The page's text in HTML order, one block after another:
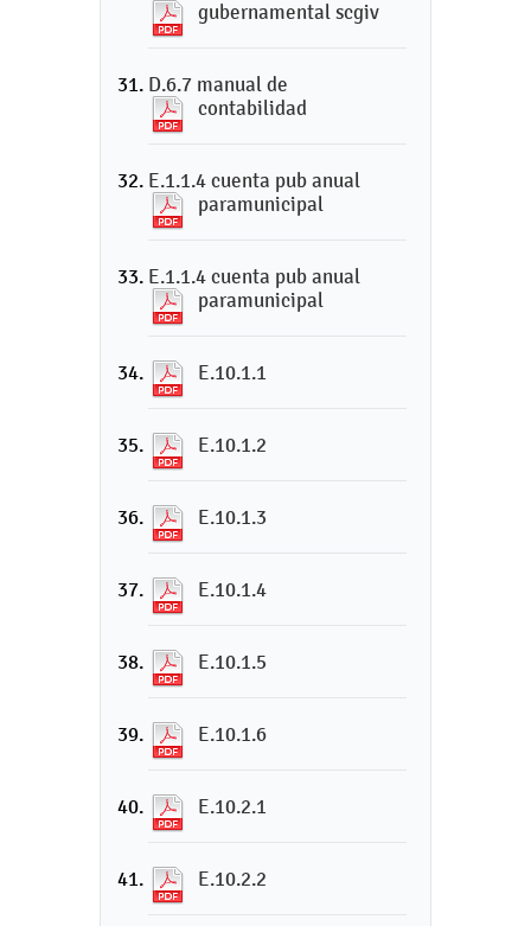
gubernamental scgiv
D.6.7 manual de
contabilidad
E.1.1.4 cuenta pub anual
paramunicipal
E.1.1.4 cuenta pub anual
paramunicipal
E.10.1.1
E.10.1.2
E.10.1.3
E.10.1.4
E.10.1.5
E.10.1.6
E.10.2.1
E.10.2.2